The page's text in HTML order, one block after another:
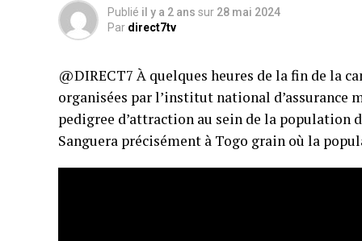
Publié il y a 2 ans sur 28 mai 2024
Par direct7tv
@DIRECT7 À quelques heures de la fin de la
organisées par l’institut national
pedigree d’attraction au sein de la population
Sanguera précisément à Togo grain où la